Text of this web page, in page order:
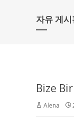
자유 게시
Bize
Alena